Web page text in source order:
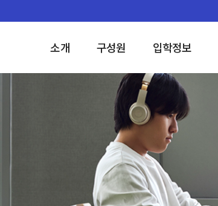
소개 구성원 입학정보